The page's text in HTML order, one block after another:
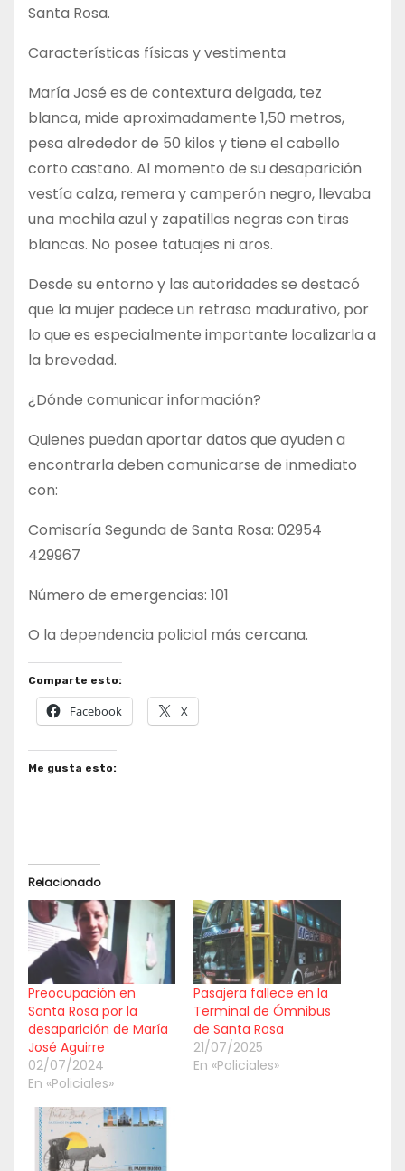
Santa Rosa.
Características físicas y vestimenta
María José es de contextura delgada, tez
blanca, mide aproximadamente 1,50 metros,
pesa alrededor de 50 kilos y tiene el cabello
corto castaño. Al momento de su desaparición
vestía calza, remera y camperón negro, llevaba
una mochila azul y zapatillas negras con tiras
blancas. No posee tatuajes ni aros.
Desde su entorno y las autoridades se destacó
que la mujer padece un retraso madurativo, por
lo que es especialmente importante localizarla a
la brevedad.
¿Dónde comunicar información?
Quienes puedan aportar datos que ayuden a
encontrarla deben comunicarse de inmediato
con:
Comisaría Segunda de Santa Rosa: 02954
429967
Número de emergencias: 101
O la dependencia policial más cercana.
Comparte esto:
Facebook X
Me gusta esto:
Relacionado
Preocupación en
Santa Rosa por la
desaparición de María
José Aguirre
02/07/2024
En «Policiales»
Pasajera fallece en la
Terminal de Ómnibus
de Santa Rosa
21/07/2025
En «Policiales»